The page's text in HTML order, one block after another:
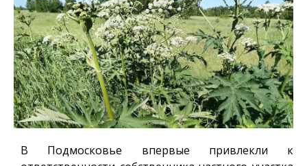
В Подмосковье впервые привлекли к